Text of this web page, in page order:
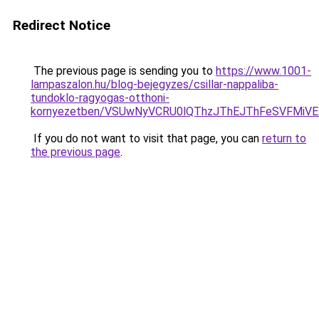
Redirect Notice
The previous page is sending you to https://www.1001-
lampaszalon.hu/blog-bejegyzes/csillar-nappaliba-
tundoklo-ragyogas-otthoni-
kornyezetben/
If you do not want to visit that page, you can return to
the previous page.